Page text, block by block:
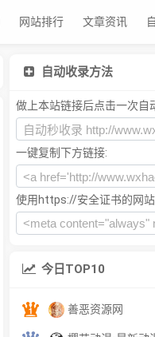
网站排行 文章资讯
自动收录方法
做上本站链接后点击一次自
一键复制下方链接:
使用https://安全证书的网站
今日TOP10
善恶资源网